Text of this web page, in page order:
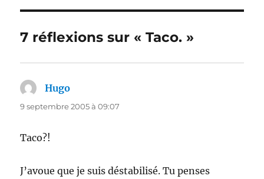
7 réflexions sur « Taco. »
Hugo
9 septembre 2005 à 09:07
Taco?!
J’avoue que je suis déstabilisé. Tu penses